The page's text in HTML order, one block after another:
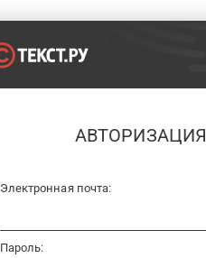
АВТОРИЗАЦИЯ
Электронная почта:
Пароль: